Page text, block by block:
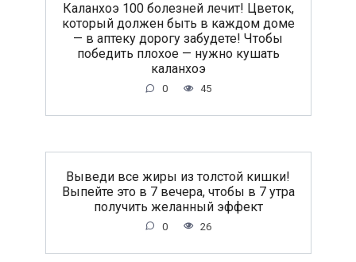
Каланхоэ 100 болезней лечит! Цветок,
который должен быть в каждом доме
— в аптеку дорогу забудете! Чтобы
победить плохое — нужно кушать
каланхоэ
0 45
Выведи все жиры из толстой кишки!
Выпейте это в 7 вечера, чтобы в 7 утра
получить желанный эффект
0 26